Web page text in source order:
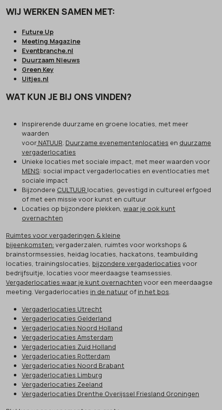
WIJ WERKEN SAMEN MET:
Future Up
Meeting Magazine
Eventbranche.nl
Duurzaam Nieuws
Green Key
Uitjes.nl
WAT KUN JE BIJ ONS VINDEN?
Inspirerende duurzame en groene locaties, met meer
waarden
voor NATUUR. Duurzame evenementenlocaties en duurzame
vergaderlocaties
Unieke locaties met sociale impact, met meer waarden voor
MENS: social impact vergaderlocaties en eventlocaties met
sociale impact
Bijzondere CULTUUR locaties, gevestigd in cultureel erfgoed
of met een missie voor kunst en cultuur
Locaties op bijzondere plekken, waar je ook kunt
overnachten
Ruimtes voor vergaderingen & kleine
bijeenkomsten: vergaderzalen, ruimtes voor workshops &
brainstormsessies, heidag locaties, hackatons, teambuilding
locaties, trainingslocaties, bijzondere vergaderlocaties voor
bedrijfsuitje, locaties voor meerdaagse teamsessies.
Vergaderlocaties waar je kunt overnachten voor een meerdaagse
meeting. Vergaderlocaties in de natuur of in het bos.
Vergaderlocaties Utrecht
Vergaderlocaties Gelderland
Vergaderlocaties Noord Holland
Vergaderlocaties Amsterdam
Vergaderlocaties Zuid Holland
Vergaderlocaties Rotterdam
Vergaderlocaties Noord Brabant
Vergaderlocaties Limburg
Vergaderlocaties Zeeland
Vergaderlocaties Drenthe Overijssel Friesland Groningen